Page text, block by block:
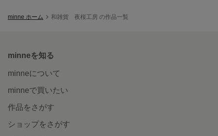
minne ホーム 和雑貨 夜桜工房 の作品一覧
minneを知る
minneについて
minneで買いたい
作品をさがす
ショップをさがす